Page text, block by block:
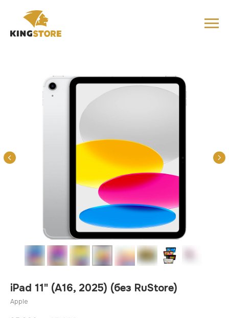
iPad 11" (A16, 2025) (без RuStore)
Apple